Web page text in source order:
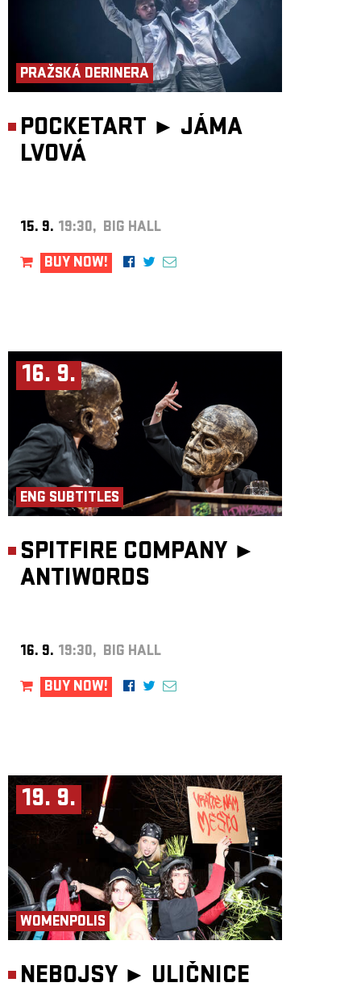
PRAŽSKÁ DERINERA
POCKETART ► JÁMA
LVOVÁ
15. 9. 19:30, BIG HALL
BUY NOW!
16. 9.
ENG SUBTITLES
SPITFIRE COMPANY ►
ANTIWORDS
16. 9. 19:30, BIG HALL
BUY NOW!
19. 9.
WOMENPOLIS
NEBOJSY ► ULIČNICE